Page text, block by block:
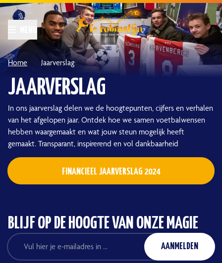
Home Jaarverslag
JAARVERSLAG
In ons jaarverslag delen we de hoogtepunten, cijfers en verhalen
van het afgelopen jaar. Ontdek hoe we samen voetbalwensen
hebben waargemaakt en wat jouw steun mogelijk heeft
gemaakt. Transparant, inspirerend en vol dankbaarheid
FINANCIEEL JAARVERSLAG 2024
BLIJF OP DE HOOGTE VAN ONZE MAGIE